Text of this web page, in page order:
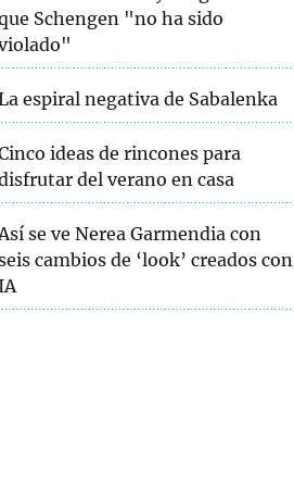
Schengen "no ha sido
espiral negativa de Sabalenka
ideas de rincones para
del verano en casa
se ve Nerea Garmendia con
cambios de ‘look’ creados con